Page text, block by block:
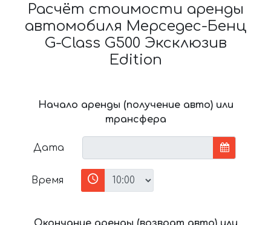
Расчёт стоимости аренды
автомобиля Мерседес-Бенц
G-Class G500 Эксклюзив
Edition
Начало аренды (получение авто) или
трансфера
Дата
Время